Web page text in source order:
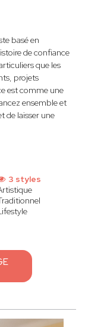
basé en
de confiance
que les
projets
est comme une
ensemble et
de laisser une
3 styles